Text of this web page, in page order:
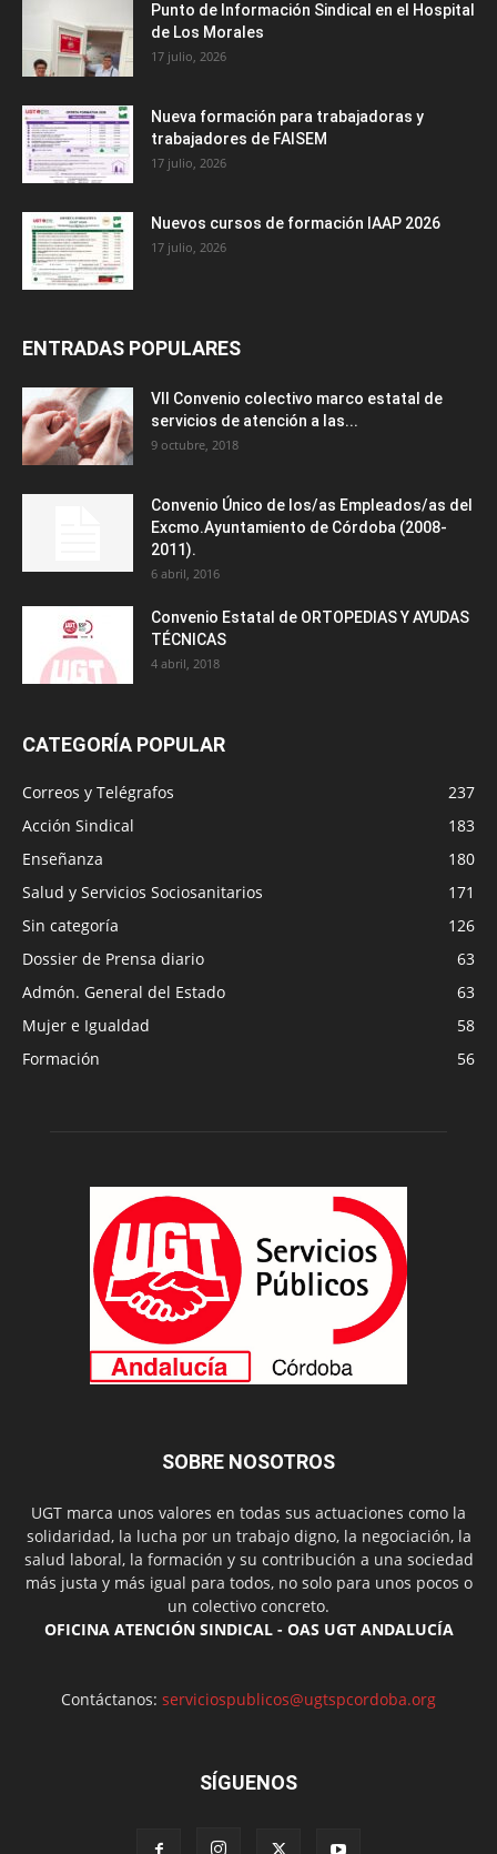
Punto de Información Sindical en el Hospital
de Los Morales
17 julio, 2026
Nueva formación para trabajadoras y
trabajadores de FAISEM
17 julio, 2026
Nuevos cursos de formación IAAP 2026
17 julio, 2026
ENTRADAS POPULARES
VII Convenio colectivo marco estatal de
servicios de atención a las...
9 octubre, 2018
Convenio Único de los/as Empleados/as del
Excmo.Ayuntamiento de Córdoba (2008-
2011).
6 abril, 2016
Convenio Estatal de ORTOPEDIAS Y AYUDAS
TÉCNICAS
4 abril, 2018
CATEGORÍA POPULAR
Correos y Telégrafos
237
Acción Sindical
183
Enseñanza
180
Salud y Servicios Sociosanitarios
171
Sin categoría
126
Dossier de Prensa diario
63
Admón. General del Estado
63
Mujer e Igualdad
58
Formación
56
SOBRE NOSOTROS
UGT marca unos valores en todas sus actuaciones como la
solidaridad, la lucha por un trabajo digno, la negociación, la
salud laboral, la formación y su contribución a una sociedad
más justa y más igual para todos, no solo para unos pocos o
un colectivo concreto.
OFICINA ATENCIÓN SINDICAL - OAS UGT ANDALUCÍA
Contáctanos: serviciospublicos@ugtspcordoba.org
SÍGUENOS